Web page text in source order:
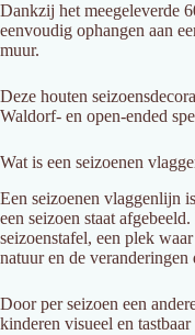
Dankzij het meegeleverde
eenvoudig ophangen aan
muur.
Deze houten
Waldorf- en open-ended
Wat is een seizoenen
Een seizoenen vlaggenlijn is
een seizoen staat afgebeeld.
seizoenstafel, een plek waar
natuuren de veranderingen
Doorperseizoen een
kinderen visueel en tastbaar